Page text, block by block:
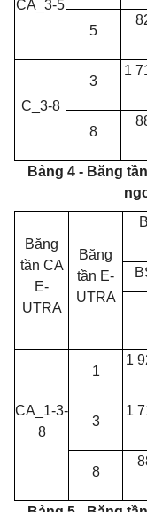
CA_3-5
5
C_3-8
3
1
8
Bảng 4 - Băng
Băng
tần CA
E-
UTRA
Băng
tần E-
UTRA
CA_1-3-
8
1
1
3
1
8